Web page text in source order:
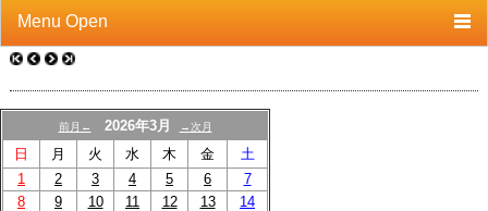
Menu Open
TOP
ニュース
クラブプロフィール
選手/スタッフ一覧
前月← 2026年3月 →次月
日 月 火 水 木 金
土
1
2 3 4 5 6
7
8
9 10 11 12 13
14